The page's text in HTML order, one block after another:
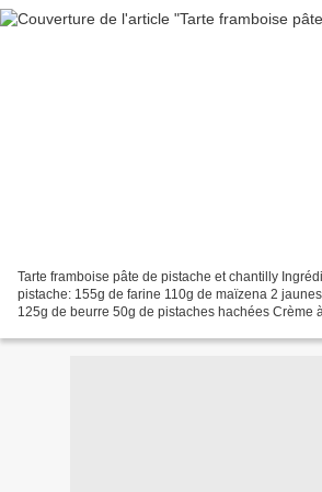
Tarte framboise pâte de pistache et chantilly
pistache: 155g de farine 110g de maïzena 2
125g de beurre 50g de pistaches hachées Crème